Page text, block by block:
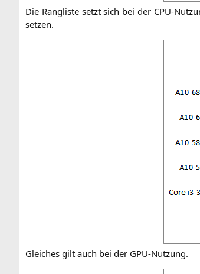
Die Rang­lis­te setzt sich bei der CPU-
setzen.
Glei­ches gilt auch bei der GPU-Nutzung.